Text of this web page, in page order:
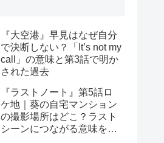
『大空港』早見はなぜ自分
で決断しない？「It’s not my
call」の意味と第3話で明か
された過去
『ラストノート』第5話ロ
ケ地｜葵の自宅マンション
の撮影場所はどこ？ラスト
シーンにつながる意味を考